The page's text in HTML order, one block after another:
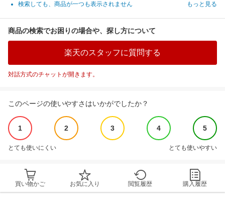
検索しても、商品が一つも表示されません
もっと見る
商品の検索でお困りの場合や、探し方について
楽天のスタッフに質問する
対話方式のチャットが開きます。
このページの使いやすさはいかがでしたか？
1 2 3 4 5
とても使いにくい とても使いやすい
買い物かご お気に入り 閲覧履歴 購入履歴